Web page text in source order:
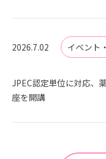
2026.7.02 イベント
JPEC認定単位に対応、
座を開講